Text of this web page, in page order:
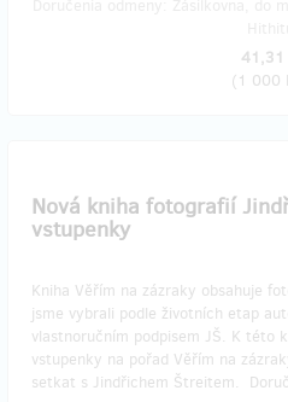
41,31
(1 000
Nová kniha fotografií
vstupenky
Kniha Věřím na zázraky obsahuje
jsme vybrali podle životních etap
vlastnoručním podpisem JŠ. K této
vstupenky na pořad Věřím na
setkat s Jindřichem Štreitem.